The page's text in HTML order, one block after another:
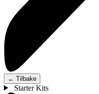
← Tilbake
Starter Kits